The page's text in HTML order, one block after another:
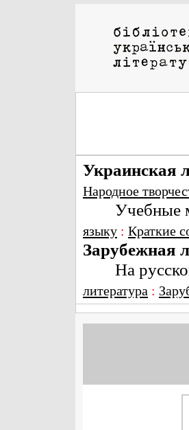
Украинская
Народное
Учебные
языку : Краткие
Зарубежная
На
литература :